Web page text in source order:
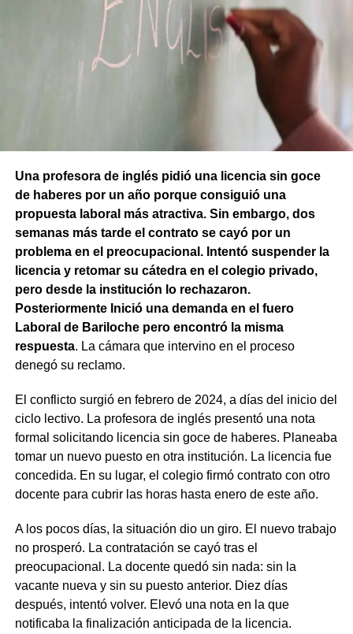
Una profesora de inglés pidió una licencia sin goce
de haberes por un año porque consiguió una
propuesta laboral más atractiva. Sin embargo, dos
semanas más tarde el contrato se cayó por un
problema en el preocupacional. Intentó suspender la
licencia y retomar su cátedra en el colegio privado,
pero desde la institución lo rechazaron.
Posteriormente Inició una demanda en el fuero
Laboral de Bariloche pero encontró la misma
respuesta. La cámara que intervino en el proceso
denegó su reclamo.
El conflicto surgió en febrero de 2024, a días del inicio del
ciclo lectivo. La profesora de inglés presentó una nota
formal solicitando licencia sin goce de haberes. Planeaba
tomar un nuevo puesto en otra institución. La licencia fue
concedida. En su lugar, el colegio firmó contrato con otro
docente para cubrir las horas hasta enero de este año.
A los pocos días, la situación dio un giro. El nuevo trabajo
no prosperó. La contratación se cayó tras el
preocupacional. La docente quedó sin nada: sin la
vacante nueva y sin su puesto anterior. Diez días
después, intentó volver. Elevó una nota en la que
notificaba la finalización anticipada de la licencia.